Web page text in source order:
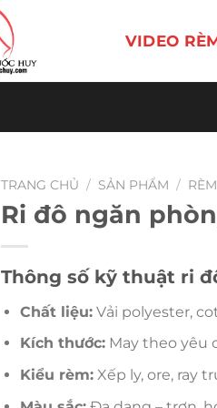
VIDEO
TRANG CHỦ / SẢN PHẨM /
Ri đô ngăn
Thông số kỹ thuật ri
Chất liệu:Vải polyester,
Kích thước:May theo yêu
Kiểu rèm:Xếp ly, ore, ray